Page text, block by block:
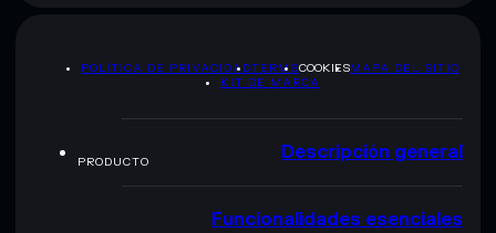
POLÍTICA DE PRIVACIDADTERMSCOOKIESMAPA DEL SITIO
KIT DE MARCA
PRODUCTO Descripción general
Funcionalidades esenciales